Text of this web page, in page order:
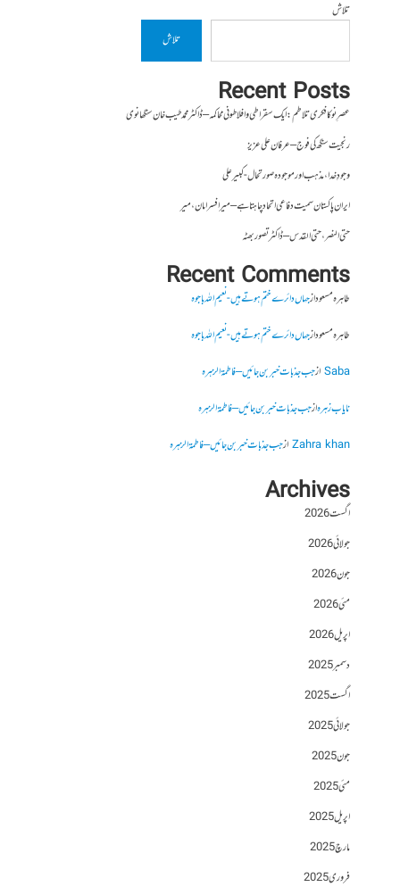
تلاش
تلاش
Recent Posts
عصرِ نو کا فکری تلاطم: ایک سقراطی و افلاطونی محاکمہ – ڈاکٹر محمد طیب خان سنگھانوی
رنجیت سنگھ کی فوج – عرفان علی عزیز
وجودِ خدا، مذہب اور موجودہ صورتحال- کبیر علی
ایران پاکستان سمیت دفاعی اتحاد چاہتا ہے – میر افسر امان،میر
حتی النصر ، حتی القدس – ڈاکٹر تصور بھٹہ
Recent Comments
طاہرہ مسعودازجہاں دائرے ختم ہوتے ہیں- نعیم اللہ باجوہ
طاہرہ مسعودازجہاں دائرے ختم ہوتے ہیں- نعیم اللہ باجوہ
Sabaازجب جذبات خبر بن جائیں – فاطمۃالزہرہ
نایاب زہرہازجب جذبات خبر بن جائیں – فاطمۃالزہرہ
Zahra khanازجب جذبات خبر بن جائیں – فاطمۃالزہرہ
Archives
اگست 2026
جولائی 2026
جون 2026
مئی 2026
اپریل 2026
دسمبر 2025
اگست 2025
جولائی 2025
جون 2025
مئی 2025
اپریل 2025
مارچ 2025
فروری 2025